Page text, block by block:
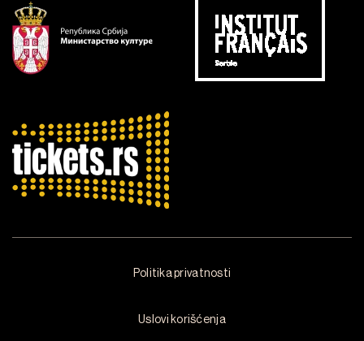
Politika privatnosti
Uslovi korišćenja